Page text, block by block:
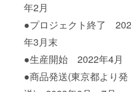
年2月
●プロジェクト終了
年3月末
●生産開始 2022年4月
●商品発送(東京都より発